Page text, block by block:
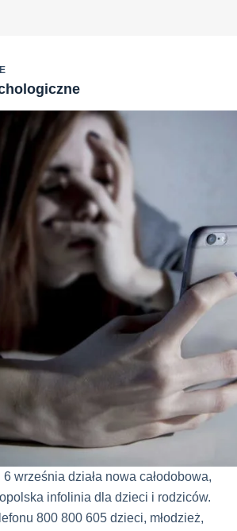
września działa nowa całodobowa,
infolinia dla dzieci i rodziców.
800 800 605 dzieci, młodzież,